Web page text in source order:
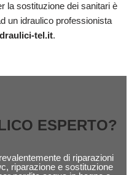
la sostituzione dei sanitari è
un idraulico professionista
tel.it.
ESPERTO?
di riparazioni
riparazione e sostituzione